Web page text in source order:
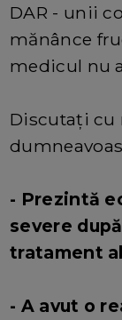
DAR - unii
mănânce
medicul nu
Discutați cu
- Prezintă
severe
tratament
- A avut o